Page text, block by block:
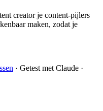
creator je content-pijlers
maken, zodat je
· Getest met Claude ·